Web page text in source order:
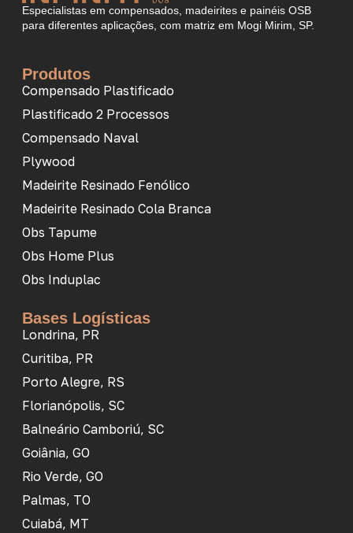
Especialistas em compensados, madeirites e painéis OSB
para diferentes aplicações, com matriz em Mogi Mirim, SP.
Produtos
Compensado Plastificado
Plastificado 2 Processos
Compensado Naval
Plywood
Madeirite Resinado Fenólico
Madeirite Resinado Cola Branca
Obs Tapume
Obs Home Plus
Obs Induplac
Bases Logísticas
Londrina, PR
Curitiba, PR
Porto Alegre, RS
Florianópolis, SC
Balneário Camboriú, SC
Goiânia, GO
Rio Verde, GO
Palmas, TO
Cuiabá, MT